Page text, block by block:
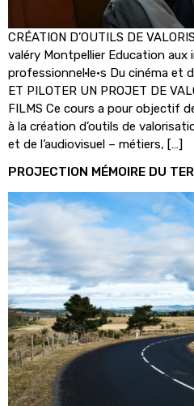
CRÉATION D’OUTILS DE
valéry Montpellier Education aux
professionnel·le·s Du cinéma et
ET PILOTER UN PROJET DE
FILMS Ce cours a pour objectif
à la création d’outils de
et de l’audiovisuel – métiers, […]
PROJECTION MÉMOIRE DU